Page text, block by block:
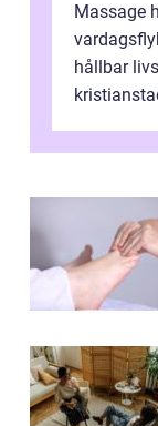
Massage
hållbar